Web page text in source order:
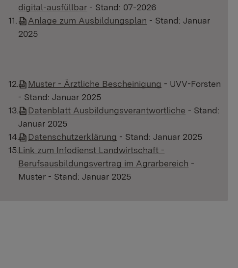
digital-ausfüllbar - Stand: 07-2026
Anlage zum Ausbildungsplan - Stand: Januar
2025
Muster - Ärztliche Bescheinigung - UVV-Forsten
- Stand: Januar 2025
Datenblatt Ausbildungsverantwortliche - Stand:
Januar 2025
Datenschutzerklärung - Stand: Januar 2025
Link zum Infodienst Landwirtschaft -
Berufsausbildungsvertrag im Agrarbereich -
Muster - Stand: Januar 2025